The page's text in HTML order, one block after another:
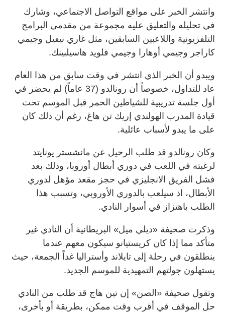
وانتشر الخبر على مواقع التواصل الاجتماعي، وشارك
في تحليله والتعليق عليه مجموعة من مقدمي البرامج
التلفزيونية واللاعبين السابقين، مثل غاري نيفيل وجيمي
كاراجر وجيمي أوهارا وجيمي فلويد هاسيلبينك.
ويبدو أن الخبر الذي انتشر في وقت سابق من هذا العام
عاد للتداول، خصوصاً أن رونالدو (37 عاماً) لم يحضر في
أول جلسة تدريبية للشياطين الحمر قبل الموسم تحت
قيادة المدرب الهولندي إريك تن هاغ، رغم أن ذلك كان
على ما يبدو لأسباب عائلية.
وكان رونالدو قد طلب الرحيل عن مانشستر يونايتد
لرغبته في اللعب في دوري أبطال أوروبا، وذلك بعد
فشل الفريق الانجليزي في حجز مقعد مؤهل لدوري
الأبطال، اذ سيلعب بالدوري الأوروبي، وتسبب هذا
الطلب باهتزاز في أسوار النادي.
وذكرت صحيفة «ديلي ميل» البريطانية أن النادي غير
متأكد مما إذا كان كريستيانو سيكون معهم عندما
ينطلقون في رحلة إلى تايلاند وأستراليا غداً الجمعة، حيث
يستهلون جولتهم التمهيدية للموسم الجديد.
وتقول صحيفة «الصن» إن تين هاج قد طلب من النادي
حل الموقف في أقرب وقت ممكن، بطريقة أو بأخرى،